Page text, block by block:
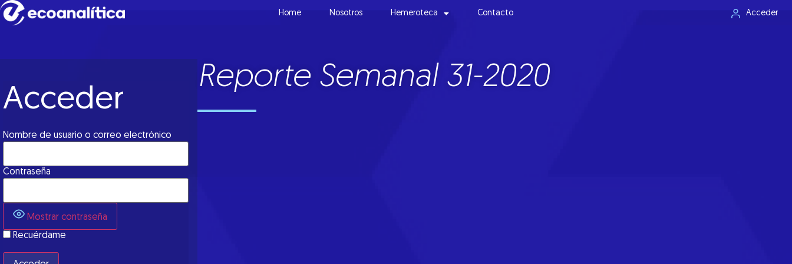
Home Nosotros Hemeroteca Contacto Acceder
Acceder
Nombre de usuario o correo electrónico
Contraseña
Mostrar contraseña
Recuérdame
Reporte Semanal 31-2020